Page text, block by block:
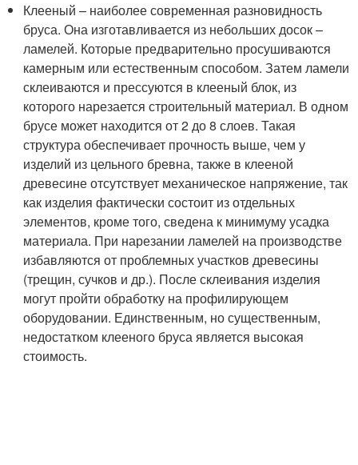
Клееный – наиболее современная разновидность
бруса. Она изготавливается из небольших досок –
ламелей. Которые предварительно просушиваются
камерным или естественным способом. Затем ламели
склеиваются и прессуются в клееный блок, из
которого нарезается строительный материал. В одном
брусе может находится от 2 до 8 слоев. Такая
структура обеспечивает прочность выше, чем у
изделий из цельного бревна, также в клееной
древесине отсутствует механическое напряжение, так
как изделия фактически состоит из отдельных
элементов, кроме того, сведена к минимуму усадка
материала. При нарезании ламелей на производстве
избавляются от проблемных участков древесины
(трещин, сучков и др.). После склеивания изделия
могут пройти обработку на профилирующем
оборудовании. Единственным, но существенным,
недостатком клееного бруса является высокая
стоимость.